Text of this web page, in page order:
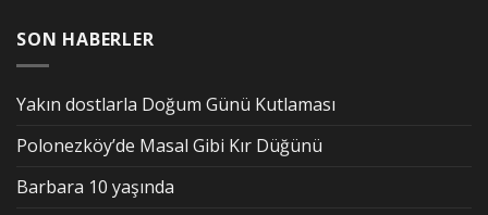
SON HABERLER
Yakın dostlarla Doğum Günü Kutlaması
Polonezköy’de Masal Gibi Kır Düğünü
Barbara 10 yaşında